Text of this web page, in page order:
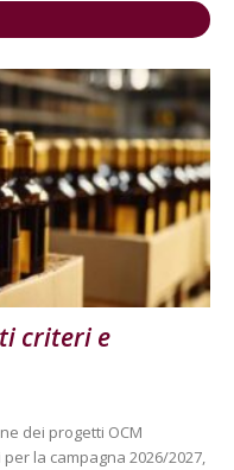
criteri e
dei progetti OCM
la campagna 2026/2027,